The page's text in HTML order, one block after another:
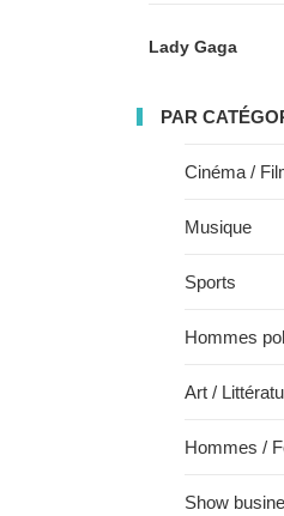
Lady Gaga
PAR
Cinéma /
Musique
Sports
Hommes
Art /
Hommes /
Show